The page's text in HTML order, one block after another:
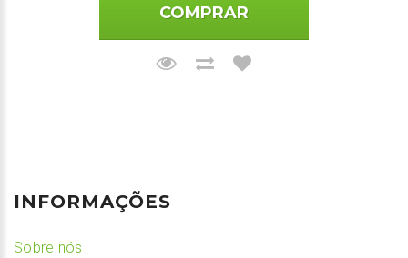
COMPRAR
INFORMAÇÕES
Sobre nós